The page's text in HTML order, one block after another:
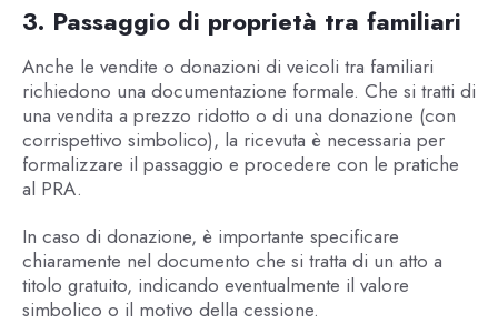
3. Passaggio di proprietà tra familiari
Anche le vendite o donazioni di veicoli tra familiari
richiedono una documentazione formale. Che si tratti di
una vendita a prezzo ridotto o di una donazione (con
corrispettivo simbolico), la ricevuta è necessaria per
formalizzare il passaggio e procedere con le pratiche
al PRA.
In caso di donazione, è importante specificare
chiaramente nel documento che si tratta di un atto a
titolo gratuito, indicando eventualmente il valore
simbolico o il motivo della cessione.